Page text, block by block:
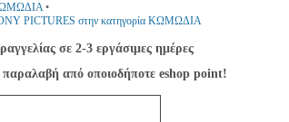
•
PICTURES στην κατηγορία ΚΩΜΩΔΙΑ
σε 2-3 εργάσιμες ημέρες
παραλαβή από οποιοδήποτε eshop point!